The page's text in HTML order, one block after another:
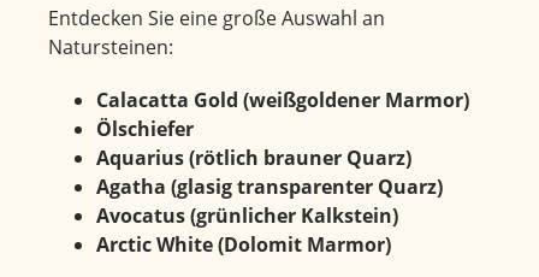
Entdecken Sie eine große Auswahl an
Natursteinen:
Calacatta Gold (weißgoldener Marmor)
Ölschiefer
Aquarius (rötlich brauner Quarz)
Agatha (glasig transparenter Quarz)
Avocatus (grünlicher Kalkstein)
Arctic White (Dolomit Marmor)